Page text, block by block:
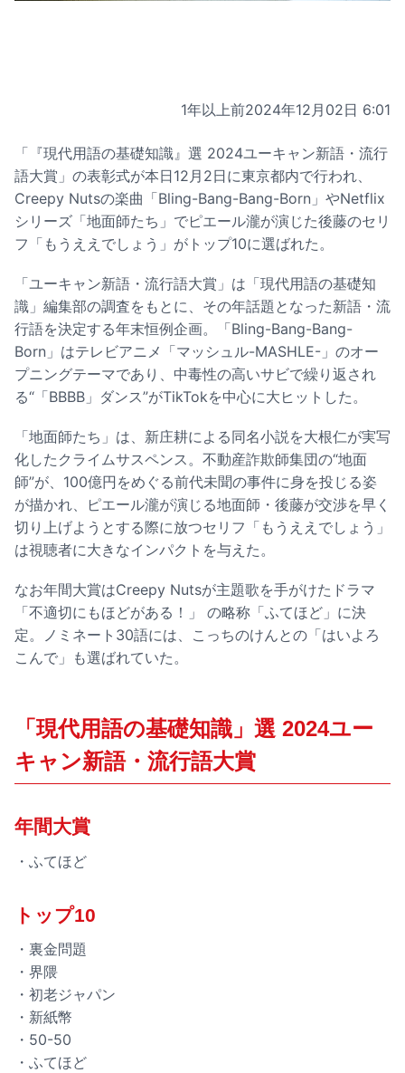
1年以上前2024年12月02日 6:01
「『現代用語の基礎知識』選 2024ユーキャン新語・流行
語大賞」の表彰式が本日12月2日に東京都内で行われ、
Creepy Nutsの楽曲「Bling-Bang-Bang-Born」やNetflix
シリーズ「地面師たち」でピエール瀧が演じた後藤のセリ
フ「もうええでしょう」がトップ10に選ばれた。
「ユーキャン新語・流行語大賞」は「現代用語の基礎知
識」編集部の調査をもとに、その年話題となった新語・流
行語を決定する年末恒例企画。「Bling-Bang-Bang-
Born」はテレビアニメ「マッシュル-MASHLE-」のオー
プニングテーマであり、中毒性の高いサビで繰り返され
る“「BBBB」ダンス”がTikTokを中心に大ヒットした。
「地面師たち」は、新庄耕による同名小説を大根仁が実写
化したクライムサスペンス。不動産詐欺師集団の“地面
師”が、100億円をめぐる前代未聞の事件に身を投じる姿
が描かれ、ピエール瀧が演じる地面師・後藤が交渉を早く
切り上げようとする際に放つセリフ「もうええでしょう」
は視聴者に大きなインパクトを与えた。
なお年間大賞はCreepy Nutsが主題歌を手がけたドラマ
「不適切にもほどがある！」 の略称「ふてほど」に決
定。ノミネート30語には、こっちのけんとの「はいよろ
こんで」も選ばれていた。
「現代用語の基礎知識」選 2024ユー
キャン新語・流行語大賞
年間大賞
・ふてほど
トップ10
・裏金問題
・界隈
・初老ジャパン
・新紙幣
・50-50
・ふてほど